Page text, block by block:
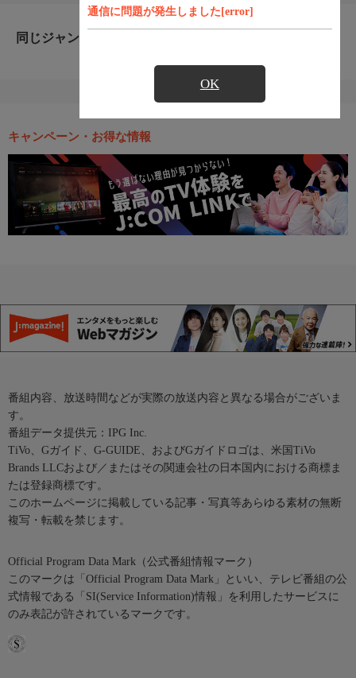
通信に問題が発生しました[error]
OK
同じジャンルのおすすめ番組
キャンペーン・お得な情報
番組内容、放送時間などが実際の放送内容と異なる場合がございま
す。
番組データ提供元：IPG Inc.
TiVo、Gガイド、G-GUIDE、およびGガイドロゴは、米国TiVo
Brands LLCおよび／またはその関連会社の日本国内における商標ま
たは登録商標です。
このホームページに掲載している記事・写真等あらゆる素材の無断
複写・転載を禁じます。
Official Program Data Mark（公式番組情報マーク）
このマークは「Official Program Data Mark」といい、テレビ番組の公
式情報である「SI(Service Information)情報」を利用したサービスに
のみ表記が許されているマークです。